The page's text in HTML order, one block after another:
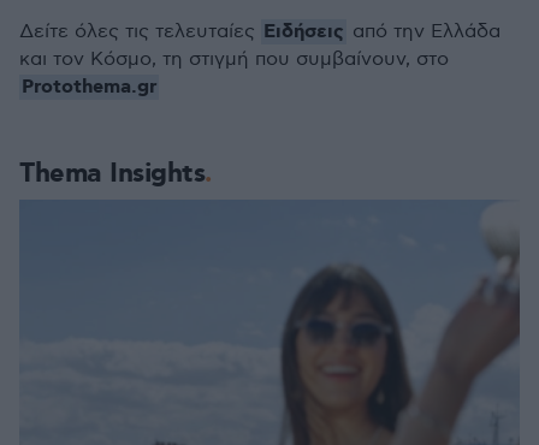
Thema Insights
Δείτε όλες τις τελευταίες Ειδήσεις από την Ελλάδα
και τον Κόσμο, τη στιγμή που συμβαίνουν, στο
Protothema.gr